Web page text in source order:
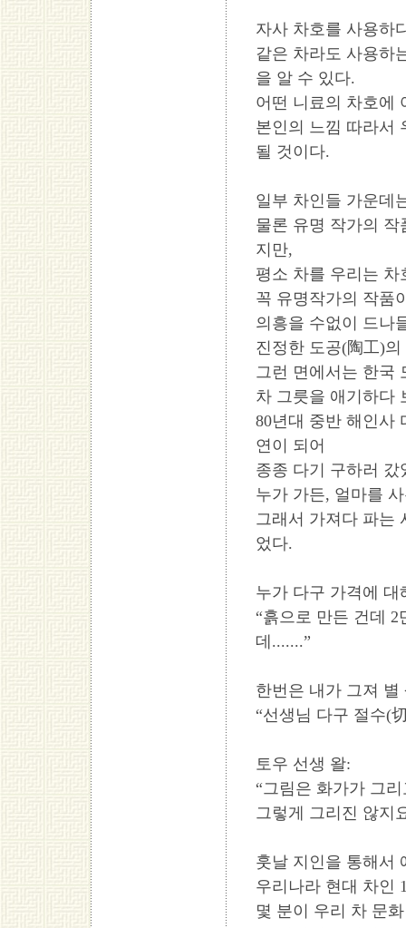
자사 차호를 사용하
같은 차라도 사용하
을 알 수 있다.
어떤 니료의 차호에
본인의 느낌 따라서
될 것이다.
일부 차인들 가운데
물론 유명 작가의
지만,
평소 차를 우리는
꼭 유명작가의 작품
의흥을 수없이 드나
진정한 도공(陶工)
그런 면에서는 한국
차 그릇을 애기하다
80년대 중반 해인사
연이 되어
종종 다기 구하러
누가 가든, 얼마를
그래서 가져다 파는
었다.
누가 다구 가격에
“흙으로 만든 건데
데.......”
한번은 내가 그져 별
“선생님 다구 절수(
토우 선생 왈:
“그림은 화가가 그
그렇게 그리진 않지
훗날 지인을 통해서
우리나라 현대 차인
몇 분이 우리 차 문